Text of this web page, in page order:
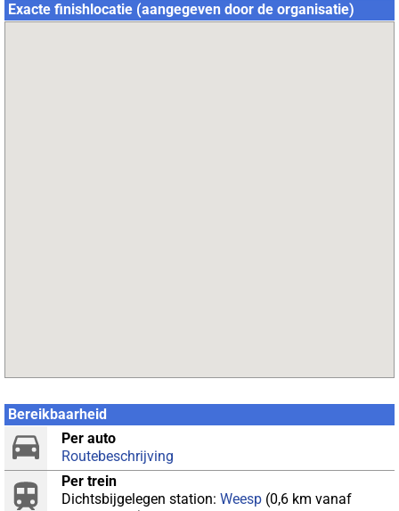
Exacte finishlocatie (aangegeven door de organisatie)
Bereikbaarheid
Per auto
Routebeschrijving
Per trein
Dichtsbijgelegen station: Weesp (0,6 km vanaf